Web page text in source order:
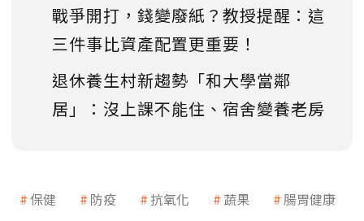
戰爭開打，錢變廢紙？教授提醒：這
三件事比資產配置更重要！
退休養生村新趨勢「和大學當鄰
居」：沒上課不能住、宿舍變養老房
保健 防疫 抗氧化 蔬果 腸胃健康